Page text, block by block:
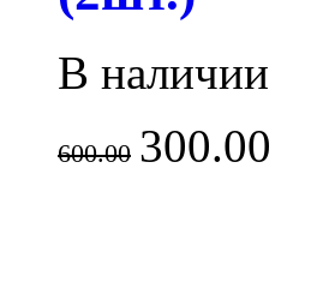
В наличии
600.00 300.00